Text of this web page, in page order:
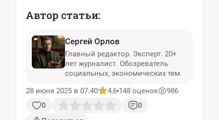
Автор статьи:
Сергей Орлов
Главный редактор. Эксперт. 20+
лет журналист. Обозреватель
социальных, экономических тем.
28 июня 2025 в 07:40
4,6 148 оценок
986
0
0